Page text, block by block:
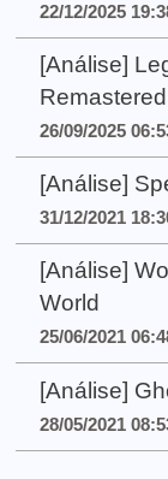
22/12/2025
[Análise]
Remastered
26/09/2025
[Análise]
31/12/2021
[Análise]
World
25/06/2021
[Análise]
28/05/2021